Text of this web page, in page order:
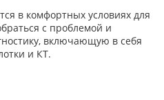
в комфортных условиях для
с проблемой и
включающую в себя
и КТ.